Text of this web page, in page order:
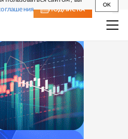
OK
ПОДПИСКА